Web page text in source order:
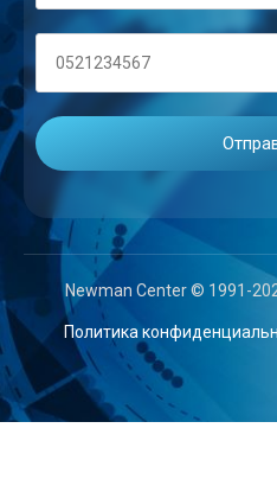
Newman Center © 1991-
Политика